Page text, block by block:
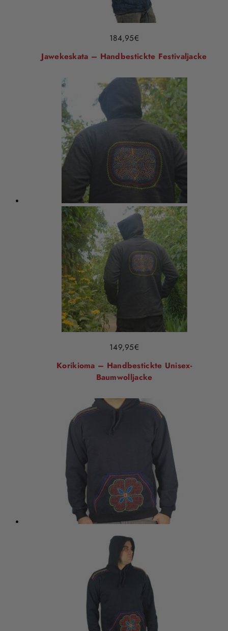
184,95€
Jawekeskata – Handbestickte Festivaljacke
149,95€
Korikioma – Handbestickte Unisex-
Baumwolljacke